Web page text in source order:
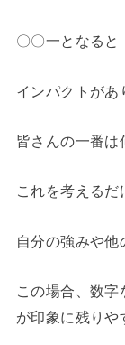
〇〇一となると
インパクトがあ
皆さんの一番は
これを考えるだ
自分の強みや他
この場合、数
が印象に残りや